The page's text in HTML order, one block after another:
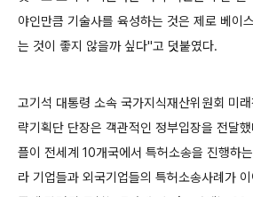
야인만큼 기술사를 육성하는 것은 제로 베이
는 것이 좋지 않을까 싶다"고 덧붙였다.
고기석 대통령 소속 국가지식재산위원회 미
략기획단 단장은 객관적인 정부입장을 전달
플이 전세계 10개국에서 특허소송을 진행하
라 기업들과 외국기업들의 특허소송사례가